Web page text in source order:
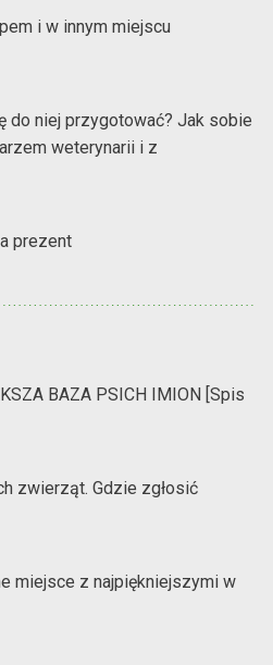
i w innym miejscu
do niej przygotować? Jak sobie
weterynarii i z
prezent
BAZA PSICH IMION [Spis
zwierząt. Gdzie zgłosić
miejsce z najpiękniejszymi w